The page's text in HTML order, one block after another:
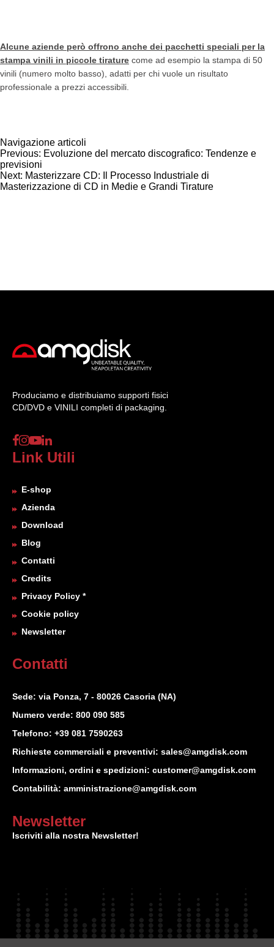
Alcune aziende però offrono anche dei pacchetti speciali per la
stampa vinili in piccole tirature come ad esempio la stampa di 50
vinili (numero molto basso), adatti per chi vuole un risultato
professionale a prezzi accessibili.
Navigazione articoli
Previous: Evoluzione del mercato discografico: Tendenze e
previsioni
Next: Masterizzare CD: Il Processo Industriale di
Masterizzazione di CD in Medie e Grandi Tirature
Produciamo e distribuiamo supporti fisici
CD/DVD e VINILI completi di packaging.
Link Utili
E-shop
Azienda
Download
Blog
Contatti
Credits
Privacy Policy *
Cookie policy
Newsletter
Contatti
Sede: via Ponza, 7 - 80026 Casoria (NA)
Numero verde: 800 090 585
Telefono: +39 081 7590263
Richieste commerciali e preventivi: sales@amgdisk.com
Informazioni, ordini e spedizioni: customer@amgdisk.com
Contabilità: amministrazione@amgdisk.com
Newsletter
Iscriviti alla nostra Newsletter!